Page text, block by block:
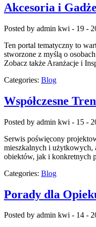
Akcesoria i
Posted by admin kwi - 19 -
Ten portal tematyczny to
stworzone z myślą o
Zobacz także Aranżacje i
Categories: Blog
Współczesne
Posted by admin kwi - 15 -
Serwis poświęcony
mieszkalnych i użytkowych,
obiektów, jak i konkretnych
Categories: Blog
Porady dla
Posted by admin kwi - 14 -